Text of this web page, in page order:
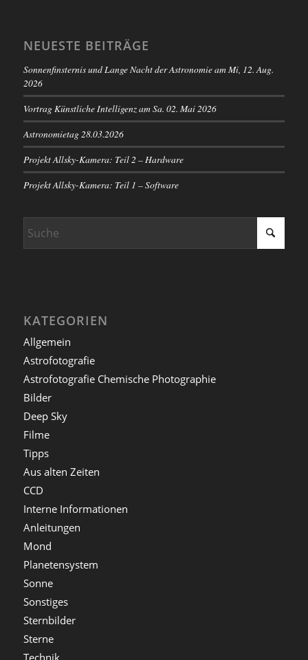
NEUESTE BEITRÄGE
Sonnenfinsternis und Lange Nacht der Astronomie am Mi, 12. Aug.
2026
Vortrag Künstliche Intelligenz am Sa. 02. Mai 2026
Astronomietag 28.03.2026
Projekt Allsky-Kamera: Teil 2 – Hardware
Projekt Allsky-Kamera: Teil 1 – Software
KATEGORIEN
Allgemein
Astrofotografie
Astrofotografie Chemische Photographie
Bilder
Deep Sky
Filme
Tipps
Aus alten Zeiten
CCD
Interne Informationen
Anleitungen
Mond
Planetensystem
Sonne
Sonstiges
Sternbilder
Sterne